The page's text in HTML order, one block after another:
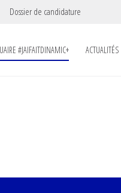
Dossier de candidature
#JAIFAITDINAMIC+ ACTUALITÉS